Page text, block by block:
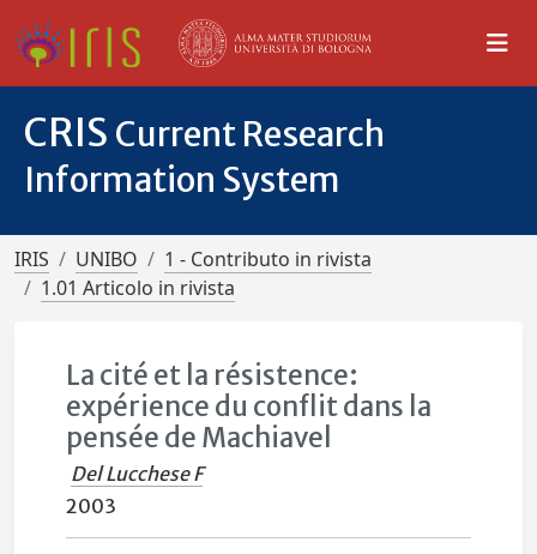
CRIS Current Research
Information System
IRIS UNIBO
1 - Contributo in rivista
1.01 Articolo in rivista
La cité et la résistence:
expérience du conflit dans la
pensée de Machiavel
Del Lucchese F
2003